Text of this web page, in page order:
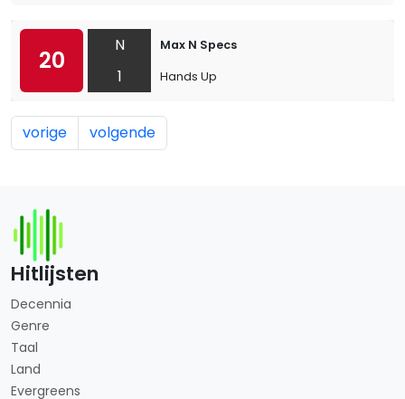
20
N
1
Max N Specs
Hands Up
vorige volgende
Hitlijsten
Decennia
Genre
Taal
Land
Evergreens